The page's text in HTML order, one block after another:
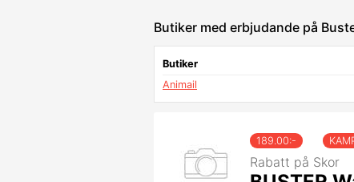
Butiker med erbjudande på
Butiker
Animail
189.00:-
Rabatt på Skor